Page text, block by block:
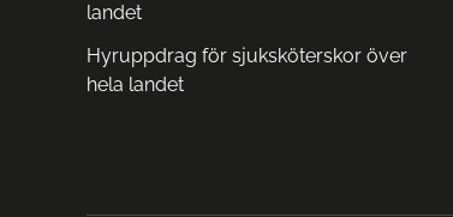
landet
Hyruppdrag för sjuksköterskor över
hela landet